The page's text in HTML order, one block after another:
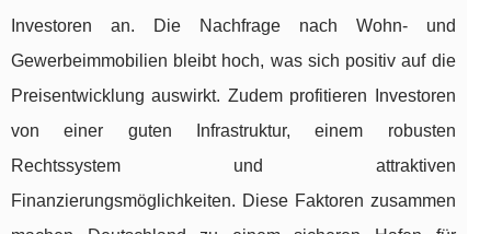
Investoren an. Die Nachfrage nach Wohn- und
Gewerbeimmobilien bleibt hoch, was sich positiv auf die
Preisentwicklung auswirkt. Zudem profitieren Investoren
von einer guten Infrastruktur, einem robusten
Rechtssystem und attraktiven
Finanzierungsmöglichkeiten. Diese Faktoren zusammen